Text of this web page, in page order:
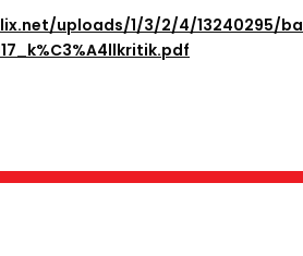
uploads/1/3/2/4/13240295/ba